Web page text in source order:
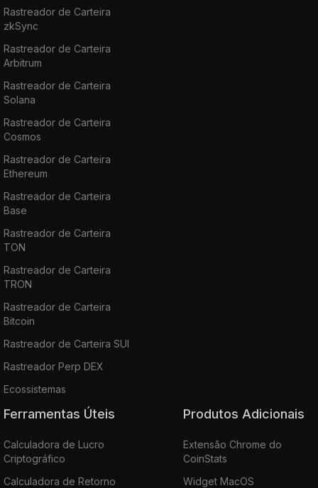
Rastreador de Carteira
zkSync
Rastreador de Carteira
Arbitrum
Rastreador de Carteira
Solana
Rastreador de Carteira
Cosmos
Rastreador de Carteira
Ethereum
Rastreador de Carteira
Base
Rastreador de Carteira
TON
Rastreador de Carteira
TRON
Rastreador de Carteira
Bitcoin
Rastreador de Carteira SUI
Rastreador Perp DEX
Ecossistemas
Ferramentas Úteis
Calculadora de Lucro
Criptográfico
Calculadora de Retorno
Produtos Adicionais
Extensão Chrome do
CoinStats
Widget MacOS